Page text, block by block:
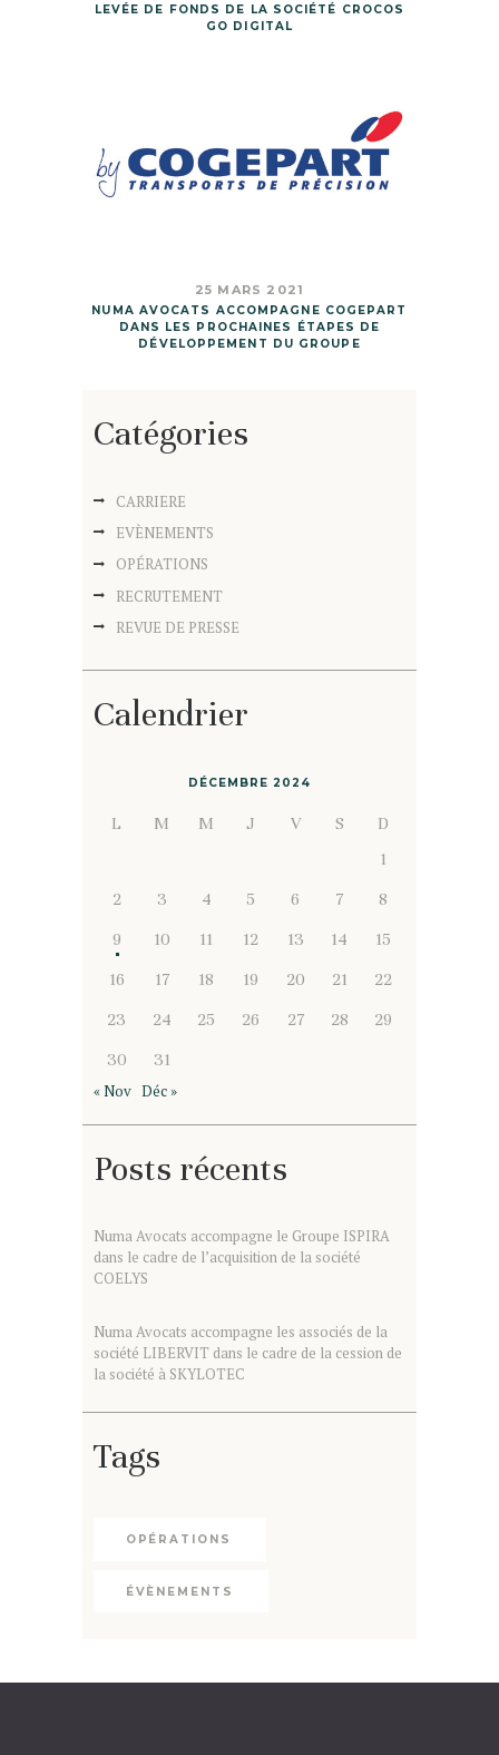
LEVÉE DE FONDS DE LA SOCIÉTÉ CROCOS
GO DIGITAL
25 MARS 2021
NUMA AVOCATS ACCOMPAGNE COGEPART
DANS LES PROCHAINES ÉTAPES DE
DÉVELOPPEMENT DU GROUPE
Catégories
CARRIERE
EVÈNEMENTS
OPÉRATIONS
RECRUTEMENT
REVUE DE PRESSE
Calendrier
DÉCEMBRE 2024
L M M J V S
D
1
2
3 4 5 6 7
8
9
10 11 12 13 14
15
16
17 18 19 20 21
22
23
24 25 26 27 28
29
30
31
« Nov Déc »
Posts récents
Numa Avocats accompagne le Groupe ISPIRA
dans le cadre de l’acquisition de la société
COELYS
Numa Avocats accompagne les associés de la
société LIBERVIT dans le cadre de la cession de
la société à SKYLOTEC
Tags
OPÉRATIONS
ÉVÈNEMENTS